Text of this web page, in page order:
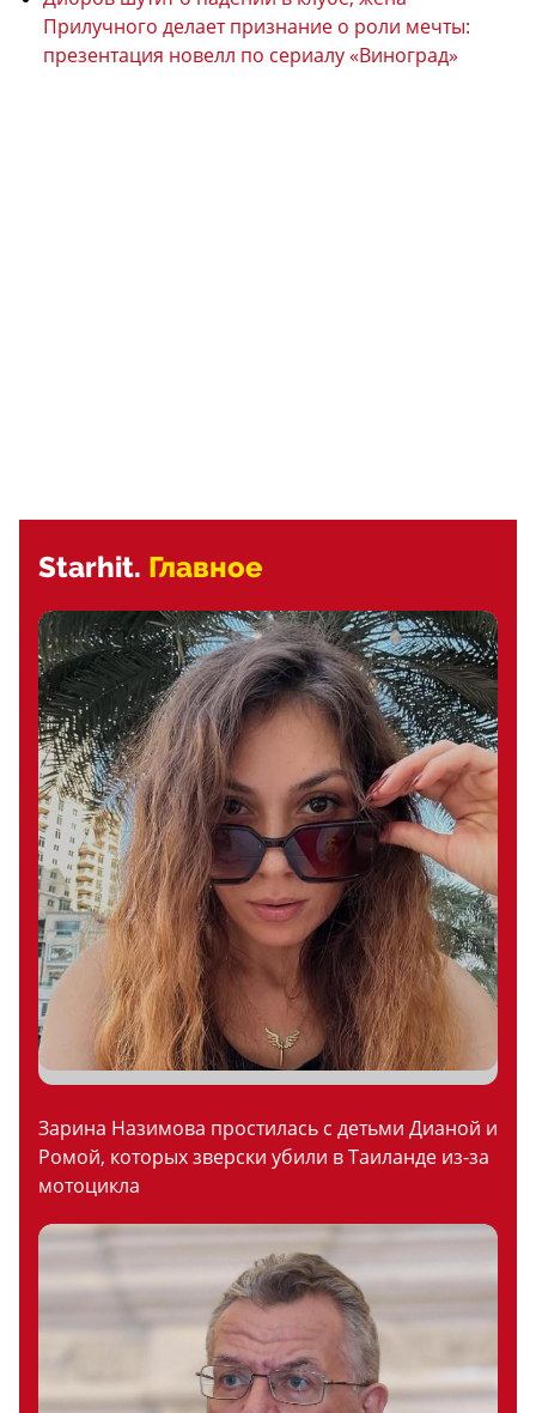
Прилучного делает признание о роли мечты:
презентация новелл по сериалу «Виноград»
Starhit. Главное
Зарина Назимова простилась с детьми Дианой и
Ромой, которых зверски убили в Таиланде из-за
мотоцикла